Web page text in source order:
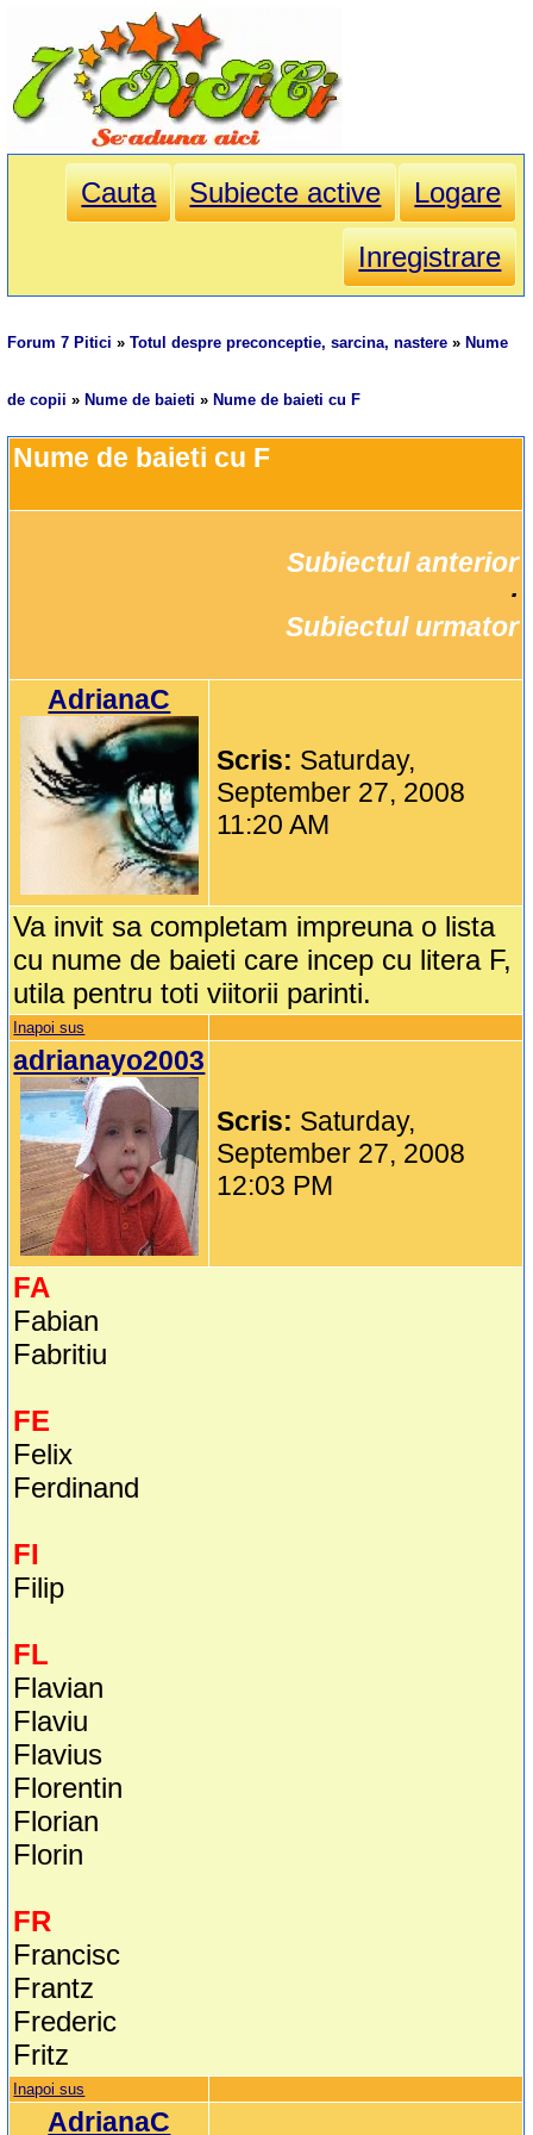
Cauta Subiecte active
Logare
Inregistrare
Forum 7 Pitici »Totul despre preconceptie, sarcina, nastere » Nume
de copii » Nume de baieti » Nume de baieti cu F
Nume de baieti cu F
Subiectul anterior
Subiectul urmator
AdrianaC
Scris: Saturday,
September 27, 2008
11:20 AM
Va invit sa completam impreuna o lista
cu nume de baieti care incep cu litera F,
utila pentru toti viitorii parinti.
Inapoi sus
adrianayo2003
Scris: Saturday,
September 27, 2008
12:03 PM
FA
Fabian
Fabritiu
FE
Felix
Ferdinand
FI
Filip
FL
Flavian
Flaviu
Flavius
Florentin
Florian
Florin
FR
Francisc
Frantz
Frederic
Fritz
Inapoi sus
AdrianaC